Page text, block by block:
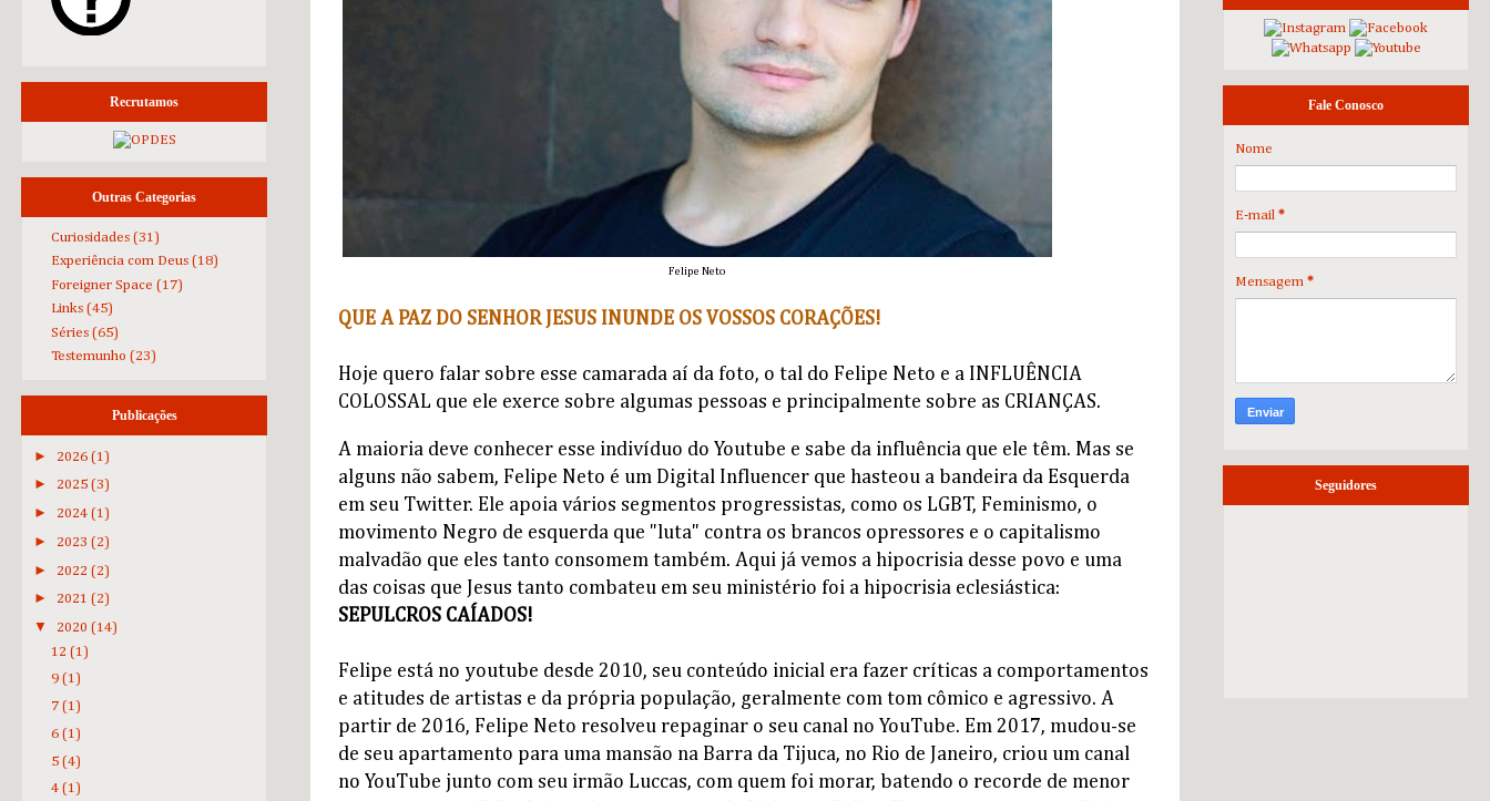
Felipe Neto
QUE A PAZ DO SENHOR JESUS INUNDE OS VOSSOS CORAÇÕES!
Hoje quero falar sobre esse camarada aí da foto, o tal do Felipe Neto e a INFLUÊNCIA
COLOSSAL que ele exerce sobre algumas pessoas e principalmente sobre as CRIANÇAS.
A maioria deve conhecer esse indivíduo do Youtube e sabe da influência que ele têm. Mas se
alguns não sabem, Felipe Neto é um Digital Influencer que hasteou a bandeira da Esquerda
em seu Twitter. Ele apoia vários segmentos progressistas, como os LGBT, Feminismo, o
movimento Negro de esquerda que "luta" contra os brancos opressores e o capitalismo
malvadão que eles tanto consomem também. Aqui já vemos a hipocrisia desse povo e uma
das coisas que Jesus tanto combateu em seu ministério foi a hipocrisia eclesiástica:
SEPULCROS CAÍADOS!
Felipe está no youtube desde 2010, seu conteúdo inicial era fazer críticas a comportamentos
e atitudes de artistas e da própria população, geralmente com tom cômico e agressivo. A
partir de 2016, Felipe Neto resolveu repaginar o seu canal no YouTube. Em 2017, mudou-se
de seu apartamento para uma mansão na Barra da Tijuca, no Rio de Janeiro, criou um canal
no YouTube junto com seu irmão Luccas, com quem foi morar, batendo o recorde de menor
Recrutamos
Outras Categorias
Curiosidades (31)
Experiência com Deus (18)
Foreigner Space (17)
Links (45)
Séries (65)
Testemunho (23)
Publicações
► 2026 (1)
► 2025 (3)
► 2024 (1)
► 2023 (2)
► 2022 (2)
► 2021 (2)
▼ 2020 (14)
12 (1)
9 (1)
7 (1)
6 (1)
5 (4)
4 (1)
Fale Conosco
Nome
E-mail *
Mensagem *
Seguidores